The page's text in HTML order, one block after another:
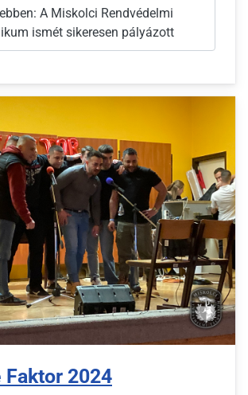
A Miskolci Rendvédelmi
ismét sikeresen pályázott
Faktor 2024